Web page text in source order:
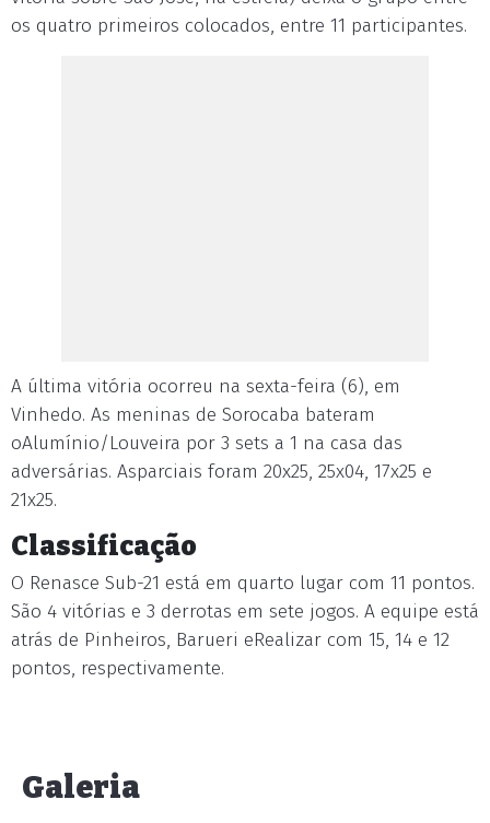
os quatro primeiros colocados, entre 11 participantes.
A última vitória ocorreu na sexta-feira (6), em
Vinhedo. As meninas de Sorocaba bateram
oAlumínio/Louveira por 3 sets a 1 na casa das
adversárias. Asparciais foram 20x25, 25x04, 17x25 e
21x25.
Classificação
O Renasce Sub-21 está em quarto lugar com 11 pontos.
São 4 vitórias e 3 derrotas em sete jogos. A equipe está
atrás de Pinheiros, Barueri eRealizar com 15, 14 e 12
pontos, respectivamente.
Galeria